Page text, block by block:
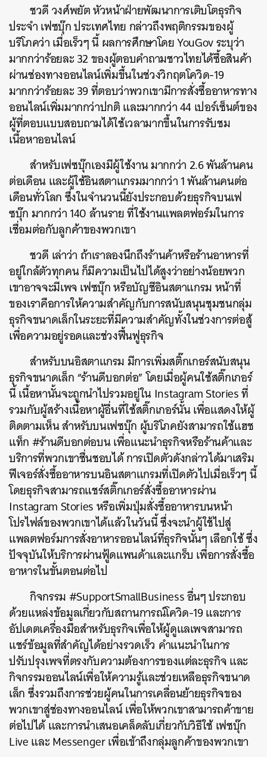
ชวดี วงศ์พยัต หัวหน้าฝ่ายพัฒนาการเติบโตธุรกิจ
ประจำ เฟซบุ๊ก ประเทศไทย กล่าวถึงพฤติกรรมของผู้
บริโภคว่า เมื่อเร็วๆ นี้ ผลการศึกษาโดย YouGov ระบุว่า
มากกว่าร้อยละ 32 ของผู้ตอบคำถามชาวไทยได้ซื้อสินค้า
ผ่านช่องทางออนไลน์เพิ่มขึ้นในช่วงวิกฤตโควิด-19
มากกว่าร้อยละ 39 ที่ตอบว่าพวกเขามีการสั่งซื้ออาหารทาง
ออนไลน์เพิ่มมากกว่าปกติ และมากกว่า 44 เปอร์เซ็นต์ของ
ผู้ที่ตอบแบบสอบถามได้ใช้เวลามากขึ้นในการรับชม
เนื้อหาออนไลน์
สำหรับเฟซบุ๊กเองมีผู้ใช้งาน มากกว่า 2.6 พันล้านคน
ต่อเดือน และผู้ใช้อินสตาแกรมมากกว่า 1 พันล้านคนต่อ
เดือนทั่วโลก ซึ่งในจำนวนนี้ยังประกอบด้วยธุรกิจบนเฟ
ซบุ๊ก มากกว่า 140 ล้านราย ที่ใช้งานแพลตฟอร์มในการ
เชื่อมต่อกับลูกค้าของพวกเขา
ชวดี เล่าว่า ถ้าเราลองนึกถึงร้านค้าหรือร้านอาหารที่
อยู่ใกล้ตัวทุกคน ก็มีความเป็นไปได้สูงว่าอย่างน้อยพวก
เขาอาจจะมีเพจ เฟซบุ๊ก หรือบัญชีอินสตาแกรม หน้าที่
ของเราคือการให้ความสำคัญกับการสนับสนุนชุมชนกลุ่ม
ธุรกิจขนาดเล็กในระยะที่มีความสำคัญทั้งในช่วงการต่อสู้
เพื่อความอยู่รอดและช่วงฟื้นฟูธุรกิจ
สำหรับบนอิสตาแกรม มีการเพิ่มสติ๊กเกอร์สนับสนุน
ธุรกิจขนาดเล็ก “ร้านดีบอกต่อ” โดยเมื่อผู้คนใช้สติ๊กเกอร์
นี้ เนื้อหานั้นจะถูกนำไปรวมอยู่ใน Instagram Stories ที่
รวมกับผู้สร้างเนื้อหาผู้อื่นที่ใช้สติ๊กเกอร์นั้น เพื่อแสดงให้ผู้
ติดตามเห็น สำหรับบนเฟซบุ๊ก ผู้บริโภคยังสามารถใช้แฮช
แท็ก #ร้านดีบอกต่อบน เพื่อแนะนำธุรกิจหรือร้านค้าและ
บริการที่พวกเขาชื่นชอบได้ การเปิดตัวดังกล่าวได้มาเสริม
ฟีเจอร์สั่งซื้ออาหารบนอินสตาแกรมที่เปิดตัวไปเมื่อเร็วๆ นี้
โดยธุรกิจสามารถแชร์สติ๊กเกอร์สั่งซื้ออาหารผ่าน
Instagram Stories หรือเพิ่มปุ่มสั่งซื้ออาหารบนหน้า
โปรไฟล์ของพวกเขาได้แล้วในวันนี้ ซึ่งจะนำผู้ใช้ไปสู่
แพลตฟอร์มการสั่งอาหารออนไลน์ที่ธุรกิจนั้นๆ เลือกใช้ ซึ่ง
ปัจจุบันให้บริการผ่านฟู้ดแพนด้าและแกร็บ เพื่อการสั่งซื้อ
อาหารในขั้นตอนต่อไป
กิจกรรม #SupportSmallBusiness อื่นๆ ประกอบ
ด้วยแหล่งข้อมูลเกี่ยวกับสถานการณ์โควิด-19 และการ
อัปเดตเครื่องมือสำหรับธุรกิจเพื่อให้ผู้ดูแลเพจสามารถ
แชร์ข้อมูลที่สำคัญได้อย่างรวดเร็ว คำแนะนำในการ
ปรับปรุงเพจที่ตรงกับความต้องการของแต่ละธุรกิจ และ
กิจกรรมออนไลน์เพื่อให้ความรู้และช่วยเหลือธุรกิจขนาด
เล็ก ซึ่งรวมถึงการช่วยผู้คนในการเคลื่อนย้ายธุรกิจของ
พวกเขาสู่ช่องทางออนไลน์ เพื่อให้พวกเขาสามารถค้าขาย
ต่อไปได้ และการนำเสนอเคล็ดลับเกี่ยวกับวิธีใช้ เฟซบุ๊ก
Live และ Messenger เพื่อเข้าถึงกลุ่มลูกค้าของพวกเขา
ค้นหา
SHARE TWEET LINE EMAIL